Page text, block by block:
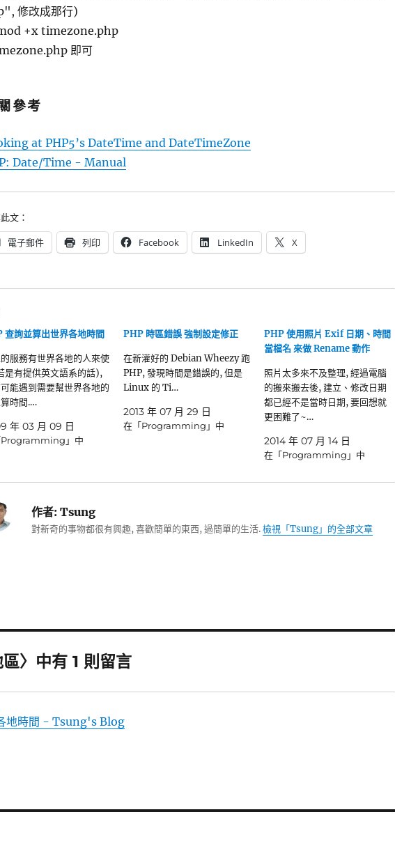
修改成那行)
+x timezone.php
即可
參考
at PHP5’s DateTime and DateTimeZone
Date/Time - Manual
文：
電子郵件 列印 Facebook LinkedIn X
查詢並算出世界各地時間
服務有世界各地的人來使
是有提供英文語系的話),
能遇到需要幫世界各地的
時間.…
年 03 月 09 日
Programming」中
PHP 時區錯誤 強制設定修正
在新灌好的 Debian Wheezy 跑
PHP, 發現時間是錯誤的, 但是
Linux 的 Ti…
2013 年 07 月 29 日
在「Programming」中
PHP 使用照片 Exif 日期、時間
當檔名 來做 Rename 動作
照片太多來不及整理, 經過電腦
的搬來搬去後, 建立、修改日期
都已經不是當時日期, 要回想就
更困難了~…
2014 年 07 月 14 日
在「Programming」中
作者:Tsung
對新奇的事物都很有興趣, 喜歡簡單的東西, 過簡單的生活.檢視「Tsung」的全部文章
〉中有 1 則留言
地時間 - Tsung's Blog